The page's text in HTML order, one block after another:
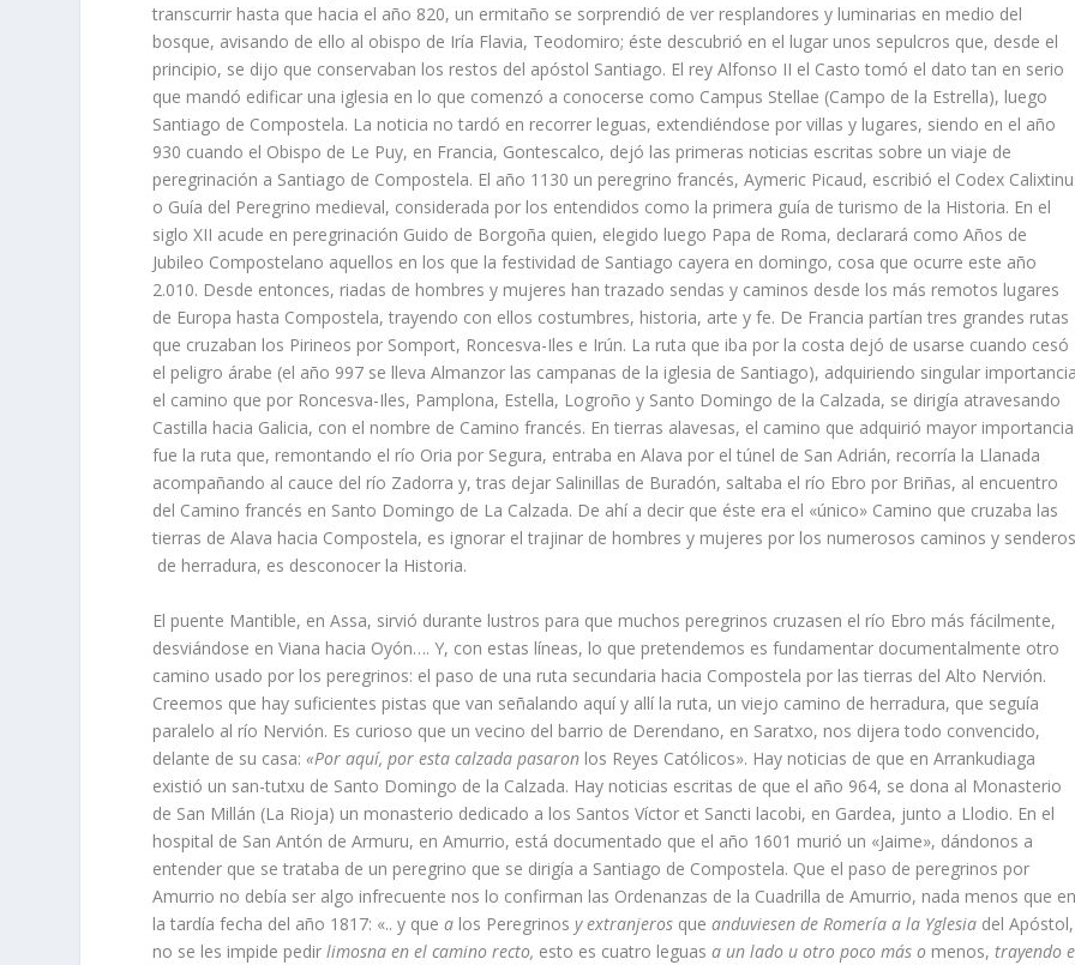
transcurrir hasta que hacia el año 820, un er­mitaño se sorprendió de ver res­plandores y luminarias en medio del
bosque, avisando de ello al obispo de Irí­a Flavia, Teodomiro; éste descubrió en el lugar unos sepulcros que, desde el
principio, se dijo que conservaban los res­tos del apóstol Santiago. El rey Alfonso II el Casto tomó el dato tan en serio
que mandó edificar una iglesia en lo que comenzó a conocerse como Campus Stellae (Campo de la Estrella), luego
Santiago de Compostela. La no­ticia no tardó en recorrer leguas, extendiéndose por villas y luga­res, siendo en el año
930 cuando el Obispo de Le Puy, en Francia, Gontescalco, dejó las primeras noticias escritas sobre un viaje de
peregrinación a Santiago de Compostela. El año 1130 un pe­regrino francés, Aymeric Picaud, escribió el Codex
o Guí­a del Peregrino medieval, considerada por los entendidos como la primera guí­a de turismo de la Historia. En el
siglo XII acude en pe­regrinación Guido de Borgo­ña quien, elegido luego Papa de Roma, declarará como Años de
Jubileo Compostelano aquellos en los que la festividad de San­tiago cayera en domingo, cosa que ocurre este año
2.010. Des­de entonces, riadas de hombres y mujeres han trazado sendas y caminos desde los más remotos lugares
de Europa hasta Com­postela, trayendo con ellos cos­tumbres, historia, arte y fe. De Francia partí­an tres gran­des rutas
que cruzaban los Pi­rineos por Somport, Roncesva-Iles e Irún. La ruta que iba por la costa dejó de usarse cuando cesó
el peligro árabe (el año 997 se lleva Almanzor las cam­panas de la iglesia de Santiago), adquiriendo singular
el camino que por Roncesva-Iles, Pamplona, Estella, Logroño y Santo Domingo de la Calzada, se dirigí­a atravesando
Castilla hacia Galicia, con el nombre de Cami­no francés. En tierras alavesas, el camino que adquirió mayor importancia
fue la ruta que, remontando el rí­o Oria por Segura, entraba en Alava por el túnel de San Adrián, recorrí­a la Llanada
acompañan­do al cauce del rí­o Zadorra y, tras dejar Salinillas de Buradón, saltaba el rí­o Ebro por Briñas, al encuentro
del Camino francés en Santo Domingo de La Calza­da. De ahí­ a decir que éste era el «único» Camino que cruzaba las
tierras de Alava hacia Com­postela, es ignorar el trajinar de hombres y mujeres por los numerosos caminos y
de herradura, es desconocer la Historia.
El puente Mantible, en Assa, sirvió durante lustros para que muchos peregrinos cruzasen el rí­o Ebro más fácilmente,
des­viándose en Viana hacia Oyón…. Y, con estas lí­neas, lo que pre­tendemos es fundamentar docu­mentalmente otro
camino usado por los peregrinos: el paso de una ruta secundaria hacia Com­postela por las tierras del Alto Nervión.
Creemos que hay sufi­cientes pistas que van señalando aquí­ y allí­ la ruta, un viejo camino de herradura, que seguí­a
parale­lo al rí­o Nervión. Es curioso que un vecino del barrio de Derendano, en Saratxo, nos dijera todo convencido,
delante de su casa:«Por aquí­, por esta calzada pasaron los Reyes Católicos». Hay noticias de que en Arrankudiaga
existió un san-tutxu de Santo Domingo de la Calzada. Hay noticias escritas de que el año 964, se dona al Mo­nasterio
de San Millán (La Rioja) un monasterio dedicado a los Santos Ví­ctor et Sancti lacobi, en Gardea, junto a Llodio. En el
hospital de San Antón de Armuru, en Amurrio, está docu­mentado que el año 1601 murió un «Jaime», dándonos a
enten­der que se trataba de un pere­grino que se dirigí­a a Santiago de Compostela. Que el paso de peregrinos por
Amurrio no de­bí­a ser algo infrecuente nos lo confirman las Ordenanzas de la Cuadrilla de Amurrio, nada me­nos que
la tardí­a fecha del año 1817: «.. y quea los Peregrinosy extranjeros queanduviesen de Romerí­a a la Yglesia del Apóstol,
no se les impide pedirlimosna en el camino recto, esto es cuatro leguasa un lado u otro poco más o menos,trayendo